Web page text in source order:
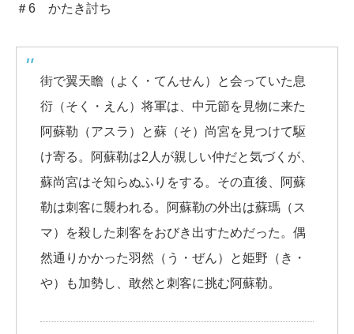
＃6 かたき討ち
街で翼天瞻（よく・てんせん）と会っていた息
衍（そく・えん）将軍は、中元節を見物に来た
阿蘇勒（アスラ）と蘇（そ）尚宮を見つけて駆
け寄る。阿蘇勒は2人が親しい仲だと気づくが、
蘇尚宮はそ知らぬふりをする。その直後、阿蘇
勒は刺客に襲われる。阿蘇勒の外出は蘇瑪（ス
マ）を殺した刺客をおびき出すためだった。偶
然通りかかった羽然（う・ぜん）と姫野（き・
や）も加勢し、敢然と刺客に挑む阿蘇勒。